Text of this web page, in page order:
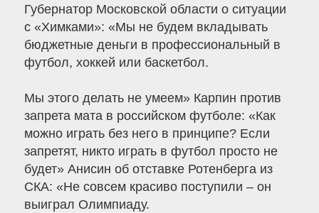
Губернатор Московской области о ситуации
с «Химками»: «Мы не будем вкладывать
бюджетные деньги в профессиональный в
футбол, хоккей или баскетбол.
Мы этого делать не умеем» Карпин против
запрета мата в российском футболе: «Как
можно играть без него в принципе? Если
запретят, никто играть в футбол просто не
будет» Анисин об отставке Ротенберга из
СКА: «Не совсем красиво поступили – он
выиграл Олимпиаду.